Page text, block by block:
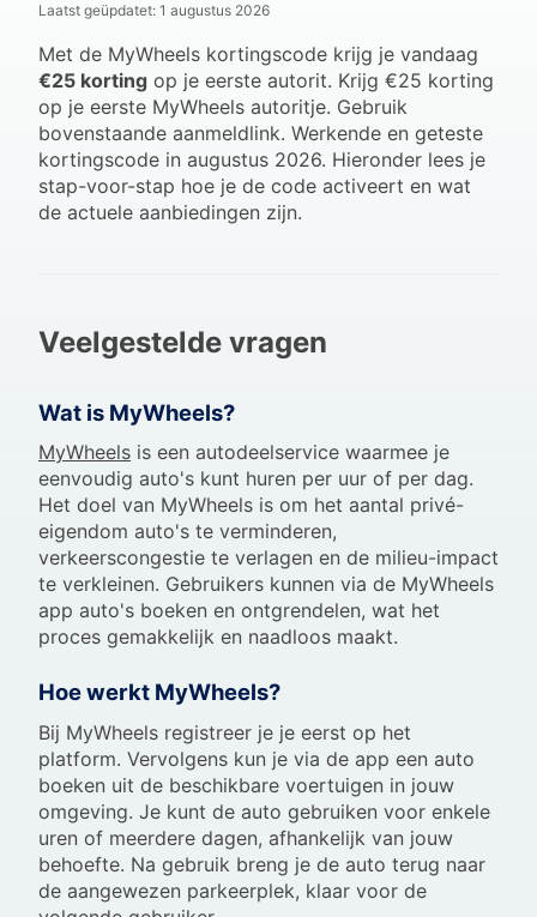
Laatst geüpdatet: 1 augustus 2026
Met de MyWheels kortingscode krijg je vandaag
€25 korting op je eerste autorit. Krijg €25 korting
op je eerste MyWheels autoritje. Gebruik
bovenstaande aanmeldlink. Werkende en geteste
kortingscode in augustus 2026. Hieronder lees je
stap-voor-stap hoe je de code activeert en wat
de actuele aanbiedingen zijn.
Veelgestelde vragen
Wat is MyWheels?
MyWheels is een autodeelservice waarmee je
eenvoudig auto's kunt huren per uur of per dag.
Het doel van MyWheels is om het aantal privé-
eigendom auto's te verminderen,
verkeerscongestie te verlagen en de milieu-impact
te verkleinen. Gebruikers kunnen via de MyWheels
app auto's boeken en ontgrendelen, wat het
proces gemakkelijk en naadloos maakt.
Hoe werkt MyWheels?
Bij MyWheels registreer je je eerst op het
platform. Vervolgens kun je via de app een auto
boeken uit de beschikbare voertuigen in jouw
omgeving. Je kunt de auto gebruiken voor enkele
uren of meerdere dagen, afhankelijk van jouw
behoefte. Na gebruik breng je de auto terug naar
de aangewezen parkeerplek, klaar voor de